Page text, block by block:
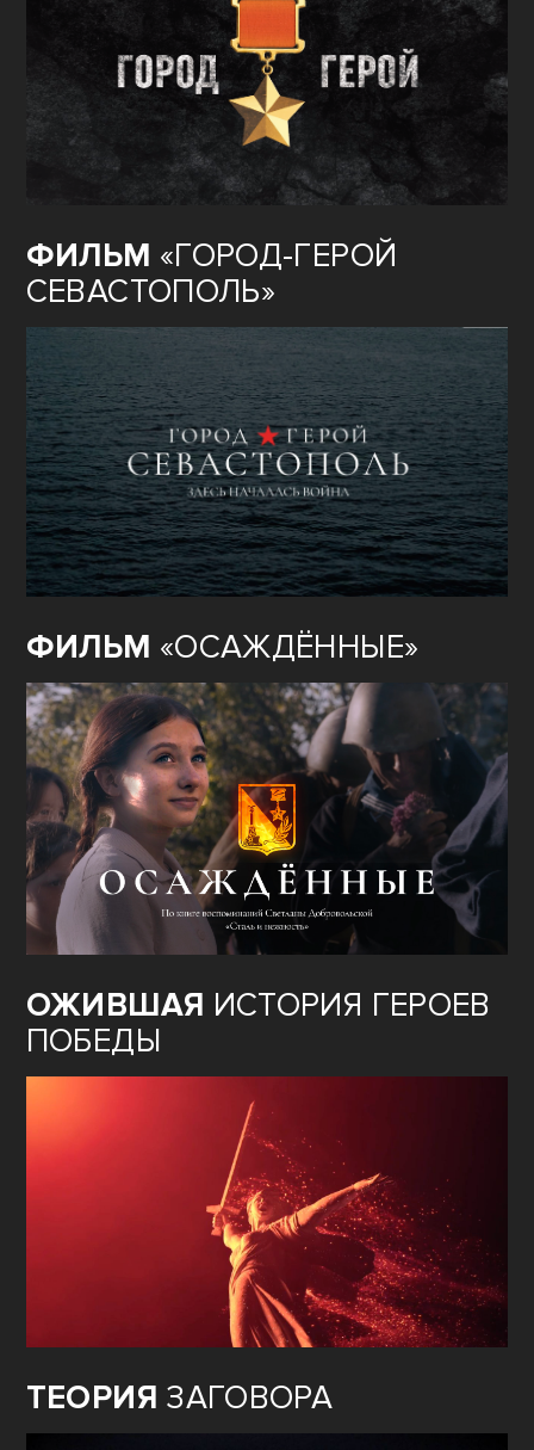
ФИЛЬМ «ГОРОД-ГЕРОЙ
СЕВАСТОПОЛЬ»
ФИЛЬМ «ОСАЖДЁННЫЕ»
ОЖИВШАЯ ИСТОРИЯ ГЕРОЕВ
ПОБЕДЫ
ТЕОРИЯ ЗАГОВОРА